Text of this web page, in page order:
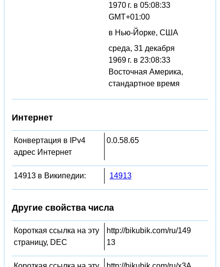
1970 г. в 05:08:33
GMT+01:00
в Нью-Йорке, США
среда, 31 декабря
1969 г. в 23:08:33
Восточная Америка,
стандартное время
Интернет
Конвертация в IPv4
адрес Интернет
0.0.58.65
14913 в Википедии: 14913
Другие свойства числа
Короткая ссылка на эту
страницу, DEC
http://bikubik.com/ru/149
13